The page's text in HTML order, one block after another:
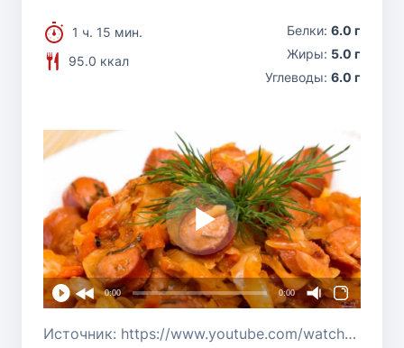
1 ч. 15 мин.
95.0 ккал
Белки: 6.0 г
Жиры: 5.0 г
Углеводы: 6.0 г
0:00 0:00
Источник: https://www.youtube.com/watch?v=jAw4WSDvk0o